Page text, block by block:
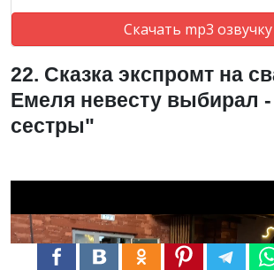
Скачать mp3 озвучку
22. Сказка экспромт на
Емеля невесту выбирал -
сестры"